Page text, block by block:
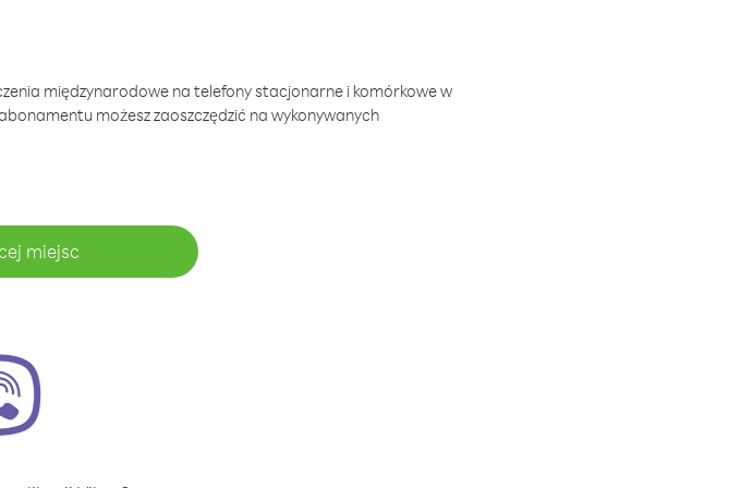
międzynarodowe na telefony stacjonarne i komórkowe w
możesz zaoszczędzić na wykonywanych
miejsc